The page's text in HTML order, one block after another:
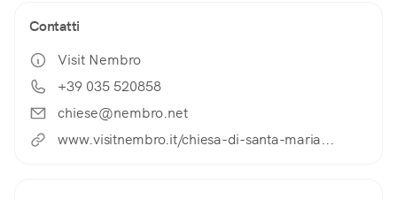
Contatti
Visit Nembro
+39 035 520858
chiese@nembro.net
www.visitnembro.it/chiesa-di-santa-maria...